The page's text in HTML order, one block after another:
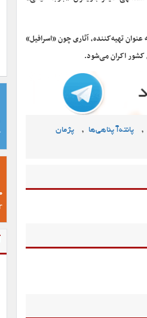
تهیه‌کننده، آثاری چون «اسرافیل»
کشور اکران می‌شود.
, پانته‌آ پناهی‌ها ,
پژمان